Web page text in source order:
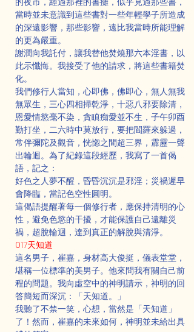
當時並未意識到這些書對一些年輕學子所造成
的深遠影響，那些影響，遠比我當時所能理解
的更為嚴重。
謝潤向我託付，讓我替他焚燒那六本淫書，以
此示懺悔。我接受了他的請求，將這些書籍焚
化。
我們修行人當知，心即佛，佛即心，無人無我
無眾生，三心四相掃乾淨，十惡八邪要除清，
恩愛情慾毫不染，貪瞋痴愛並不生，子午卯酉
勤打坐，二六時中莫放行，要把閻羅來躲過，
常伴彌陀及觀音，恍惚之間超三界，霹靂一聲
出輪迴。為了紀錄這段經歷，我寫了一首偈
語，記之：
好色之人夢不醒，昏昏沉沉是邪淫；災禍遲早
會降臨，當記色空性圓明。
這偈語提醒著每一個修行者，應保持清明的心
性，避免色慾的干擾，才能保護自己遠離災
禍，超脫輪迴，達到真正的解脫與清淨。
017天知道
這名男子，崔嘉，身材高大俊挺，儀表堂堂，
堪稱一位標準的美男子。他來問我有關自己前
程的問題。我向虛空中的神明請示，神明的回
答簡短而深沉：「天知道。」
我聽了不禁一笑，心想，當然是「天知道」
了！然而，崔嘉的未來如何，神明並未給出具